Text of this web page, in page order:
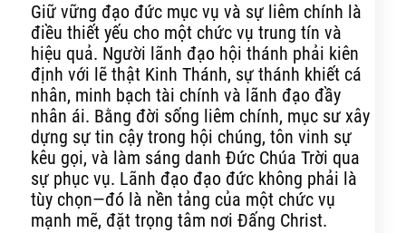
Giữ vững đạo đức mục vụ và sự liêm chính là
điều thiết yếu cho một chức vụ trung tín và
hiệu quả. Người lãnh đạo hội thánh phải kiên
định với lẽ thật Kinh Thánh, sự thánh khiết cá
nhân, minh bạch tài chính và lãnh đạo đầy
nhân ái. Bằng đời sống liêm chính, mục sư xây
dựng sự tin cậy trong hội chúng, tôn vinh sự
kêu gọi, và làm sáng danh Đức Chúa Trời qua
sự phục vụ. Lãnh đạo đạo đức không phải là
tùy chọn—đó là nền tảng của một chức vụ
mạnh mẽ, đặt trọng tâm nơi Đấng Christ.